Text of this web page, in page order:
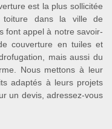
est la plus sollicitée
dans la ville de
font appel à notre savoir-
couverture en tuiles et
mais aussi du
Nous mettons à leur
adaptés à leurs projets
un devis, adressez-vous